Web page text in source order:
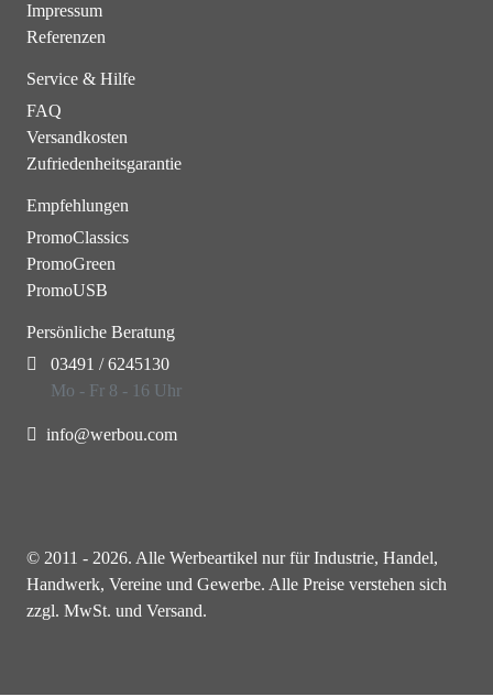
Impressum
Referenzen
Service & Hilfe
FAQ
Versandkosten
Zufriedenheitsgarantie
Empfehlungen
PromoClassics
PromoGreen
PromoUSB
Persönliche Beratung
03491 / 6245130
Mo - Fr 8 - 16 Uhr
info@werbou.com
© 2011 - 2026. Alle Werbeartikel nur für Industrie, Handel,
Handwerk, Vereine und Gewerbe. Alle Preise verstehen sich
zzgl. MwSt. und Versand.